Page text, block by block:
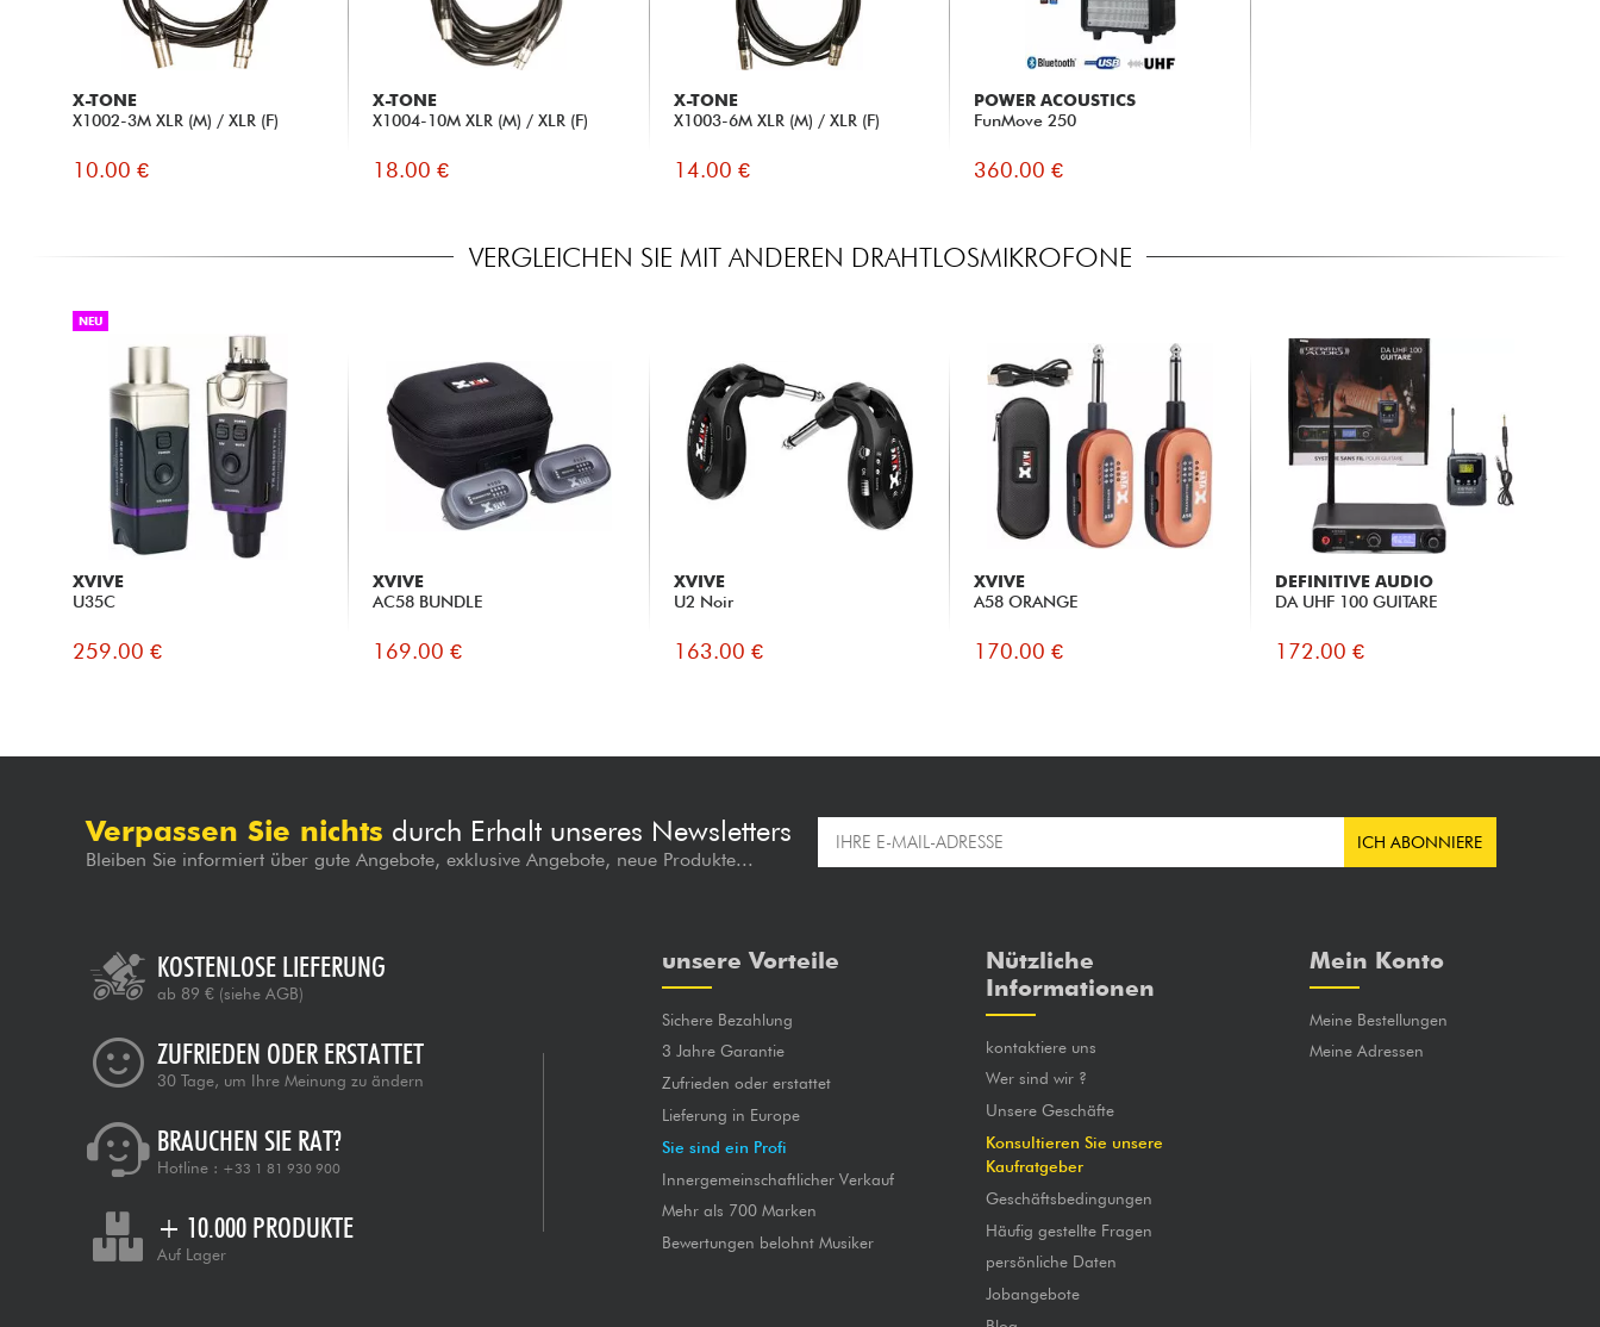
X-TONE
X1002-3M XLR (M) / XLR (F)
10.00 €
X-TONE
X1004-10M XLR (M) / XLR (F)
18.00 €
X-TONE
X1003-6M XLR (M) / XLR (F)
14.00 €
POWER ACOUSTICS
FunMove 250
360.00 €
VERGLEICHEN SIE MIT ANDEREN DRAHTLOSMIKROFONE
NEU
XVIVE
U35C
259.00 €
XVIVE
AC58 BUNDLE
169.00 €
XVIVE
U2 Noir
163.00 €
XVIVE
A58 ORANGE
170.00 €
DEFINITIVE AUDIO
DA UHF 100 GUITARE
172.00 €
Verpassen Sie nichts durch Erhalt unseres Newsletters
Bleiben Sie informiert über gute Angebote, exklusive Angebote, neue Produkte...
ICH ABONNIERE
KOSTENLOSE LIEFERUNG
ab 89 € (siehe AGB)
ZUFRIEDEN ODER ERSTATTET
30 Tage, um Ihre Meinung zu ändern
BRAUCHEN SIE RAT?
Hotline : +33 1 81 930 900
+ 10.000 PRODUKTE
Auf Lager
unsere Vorteile
Sichere Bezahlung
3 Jahre Garantie
Zufrieden oder erstattet
Lieferung in Europe
Sie sind ein Profi
Innergemeinschaftlicher Verkauf
Mehr als 700 Marken
Bewertungen belohnt Musiker
Nützliche
Informationen
kontaktiere uns
Wer sind wir ?
Unsere Geschäfte
Konsultieren Sie unsere
Kaufratgeber
Geschäftsbedingungen
Häufig gestellte Fragen
persönliche Daten
Jobangebote
Mein Konto
Meine Bestellungen
Meine Adressen